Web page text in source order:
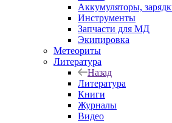
Аккумуляторы,
Инструменты
Запчасти для МД
Экипировка
Метеориты
Литература
Назад
Литература
Книги
Журналы
Видео